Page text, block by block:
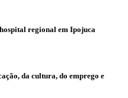
regional em Ipojuca
da cultura, do emprego e